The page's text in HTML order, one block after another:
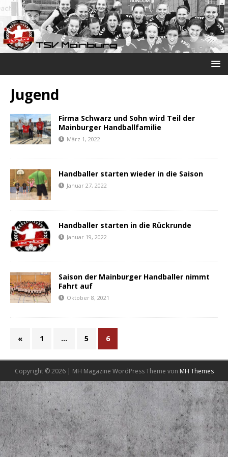
Jugend
Firma Schwarz und Sohn wird Teil der
Mainburger Handballfamilie
März 1, 2022
Handballer starten wieder in die Saison
Januar 27, 2022
Handballer starten in die Rückrunde
Januar 19, 2022
Saison der Mainburger Handballer nimmt
Fahrt auf
Oktober 8, 2021
« 1 … 5 6
Copyright © 2026 | MH Magazine WordPress Theme von MH Themes